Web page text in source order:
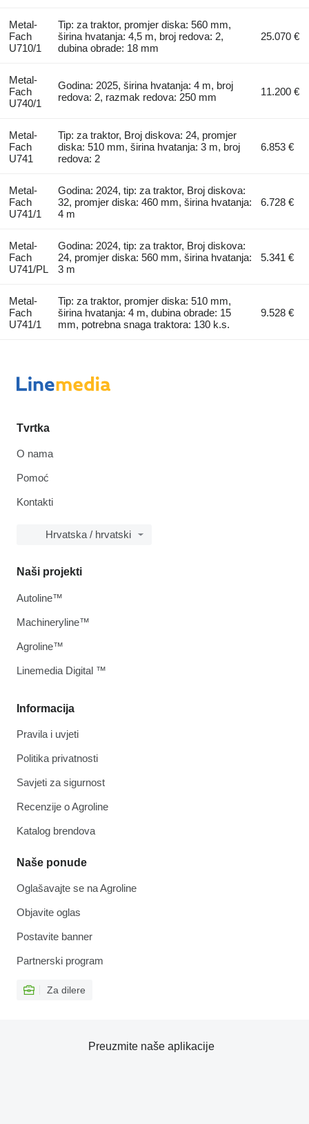
Metal-
Fach
U710/1
Tip: za traktor, promjer diska: 560 mm,
širina hvatanja: 4,5 m, broj redova: 2,
dubina obrade: 18 mm
25.070 €
Metal-
Fach
U740/1
Godina: 2025, širina hvatanja: 4 m, broj
redova: 2, razmak redova: 250 mm
11.200 €
Metal-
Fach
U741
Tip: za traktor, Broj diskova: 24, promjer
diska: 510 mm, širina hvatanja: 3 m, broj
redova: 2
6.853 €
Metal-
Fach
U741/1
Godina: 2024, tip: za traktor, Broj diskova:
32, promjer diska: 460 mm, širina hvatanja:
4 m
6.728 €
Metal-
Fach
U741/PL
Godina: 2024, tip: za traktor, Broj diskova:
24, promjer diska: 560 mm, širina hvatanja:
3 m
5.341 €
Metal-
Fach
U741/1
Tip: za traktor, promjer diska: 510 mm,
širina hvatanja: 4 m, dubina obrade: 15
mm, potrebna snaga traktora: 130 k.s.
9.528 €
Tvrtka
O nama
Pomoć
Kontakti
Hrvatska / hrvatski
Informacija
Pravila i uvjeti
Politika privatnosti
Savjeti za sigurnost
Recenzije o Agroline
Katalog brendova
Naše ponude
Oglašavajte se na Agroline
Objavite oglas
Postavite banner
Partnerski program
Za dilere
Naši projekti
Autoline™
Machineryline™
Agroline™
Linemedia Digital ™
Preuzmite naše aplikacije